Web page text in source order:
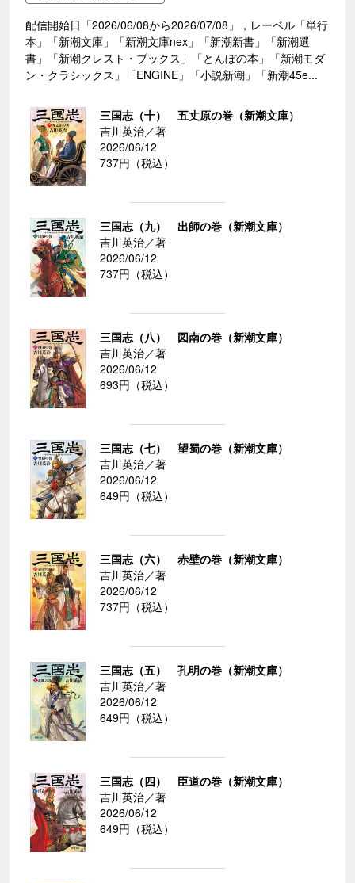
配信開始日「2026/06/08から2026/07/08」，レーベル「単行
本」「新潮文庫」「新潮文庫nex」「新潮新書」「新潮選
書」「新潮クレスト・ブックス」「とんぼの本」「新潮モダ
ン・クラシックス」「ENGINE」「小説新潮」「新潮45e...
三国志（十） 五丈原の巻（新潮文庫）
吉川英治／著
2026/06/12
737円（税込）
三国志（九） 出師の巻（新潮文庫）
吉川英治／著
2026/06/12
737円（税込）
三国志（八） 図南の巻（新潮文庫）
吉川英治／著
2026/06/12
693円（税込）
三国志（七） 望蜀の巻（新潮文庫）
吉川英治／著
2026/06/12
649円（税込）
三国志（六） 赤壁の巻（新潮文庫）
吉川英治／著
2026/06/12
737円（税込）
三国志（五） 孔明の巻（新潮文庫）
吉川英治／著
2026/06/12
649円（税込）
三国志（四） 臣道の巻（新潮文庫）
吉川英治／著
2026/06/12
649円（税込）